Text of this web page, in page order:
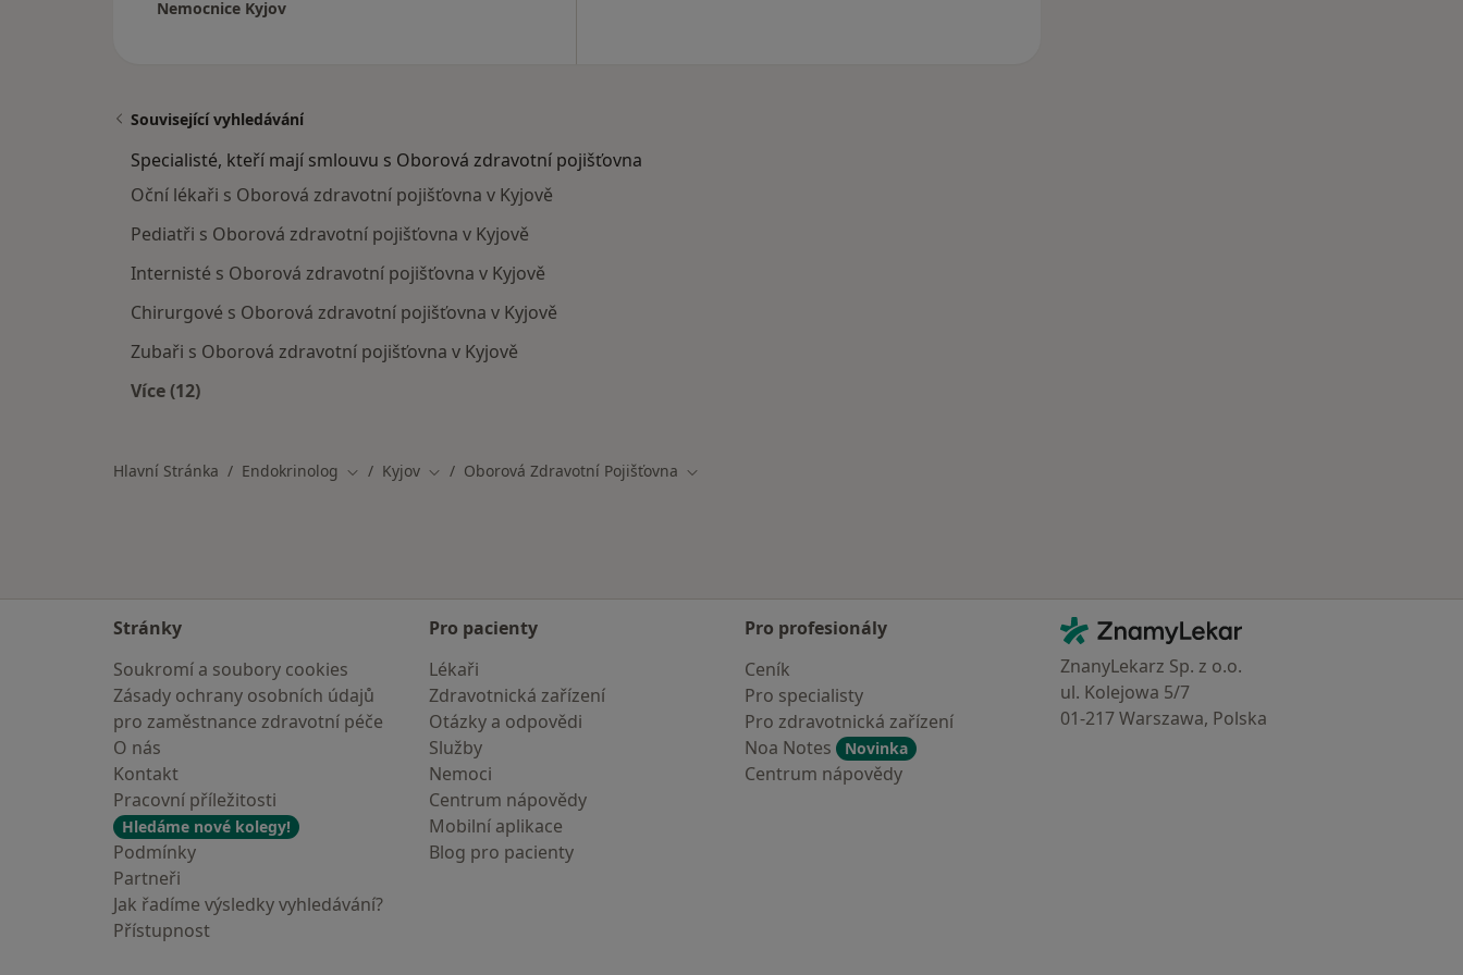
Nemocnice Kyjov
Související vyhledávání
Specialisté, kteří mají smlouvu s Oborová zdravotní pojišťovna
Oční lékaři s Oborová zdravotní pojišťovna v Kyjově
Pediatři s Oborová zdravotní pojišťovna v Kyjově
Internisté s Oborová zdravotní pojišťovna v Kyjově
Chirurgové s Oborová zdravotní pojišťovna v Kyjově
Zubaři s Oborová zdravotní pojišťovna v Kyjově
Více (12)
Hlavní Stránka Endokrinolog Změna města
Kyjov Změna města
Oborová Zdravotní Pojišťovna Změna města
Stránky
Soukromí a soubory cookies
Zásady ochrany osobních údajů
pro zaměstnance zdravotní péče
O nás
Kontakt
Pracovní příležitosti
Hledáme nové kolegy!
Podmínky
Partneři
Jak řadíme výsledky vyhledávání?
Přístupnost
Pro pacienty
Lékaři
Zdravotnická zařízení
Otázky a odpovědi
Služby
Nemoci
Centrum nápovědy
Mobilní aplikace
Blog pro pacienty
Pro profesionály
Ceník
Pro specialisty
Pro zdravotnická zařízení
Noa Notes
Novinka
Centrum nápovědy
Kontakt
ZnamyLekar - Hlavní stránka
ZnanyLekarz Sp. z o.o.
ul. Kolejowa 5/7
01-217 Warszawa, Polska